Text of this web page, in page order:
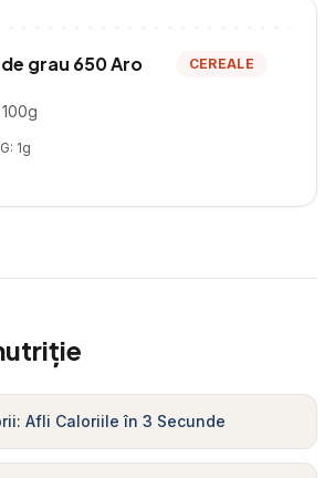
grau 650 Aro CEREALE
G: 1g
Afli Caloriile în 3 Secunde